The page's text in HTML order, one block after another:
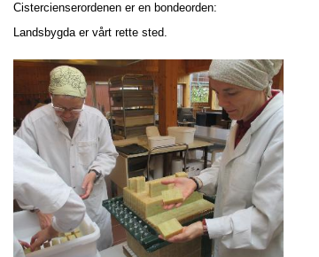
Cistercienserordenen er en bondeorden:
Landsbygda er vårt rette sted.